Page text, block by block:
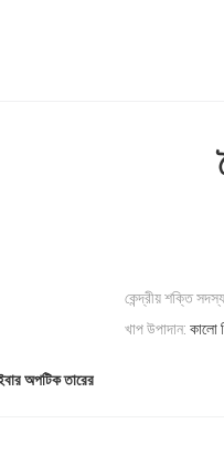
কেন্দ্রীয় শক্তি
খাপ উপাদান: কালো
অপটিক তারের